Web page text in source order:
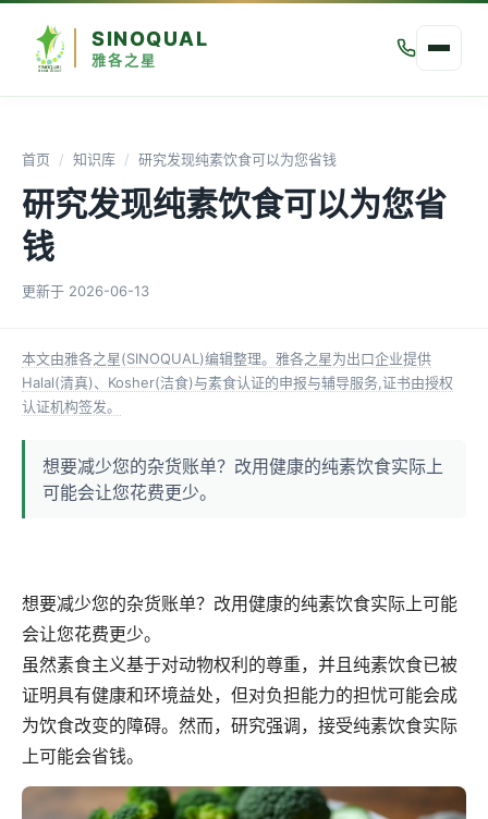
SINOQUAL
雅各之星
首页 / 知识库 / 研究发现纯素饮食可以为您省钱
研究发现纯素饮食可以为您省
钱
更新于 2026-06-13
本文由雅各之星(SINOQUAL)编辑整理。雅各之星为出口企业提供
Halal(清真)、Kosher(洁食)与素食认证的申报与辅导服务,证书由授权
认证机构签发。
想要减少您的杂货账单？改用健康的纯素饮食实际上
可能会让您花费更少。
想要减少您的杂货账单？改用健康的纯素饮食实际上可能
会让您花费更少。
虽然素食主义基于对动物权利的尊重，并且纯素饮食已被
证明具有健康和环境益处，但对负担能力的担忧可能会成
为饮食改变的障碍。然而，研究强调，接受纯素饮食实际
上可能会省钱。